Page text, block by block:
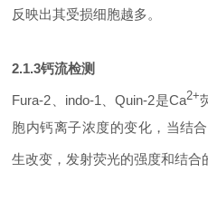
反映出其受损细胞越多。
2.1.3钙流检测
Fura-2、indo-1、Quin-2是Ca2+
胞内钙离子浓度的变化，当结
生改变，发射荧光的强度和结合